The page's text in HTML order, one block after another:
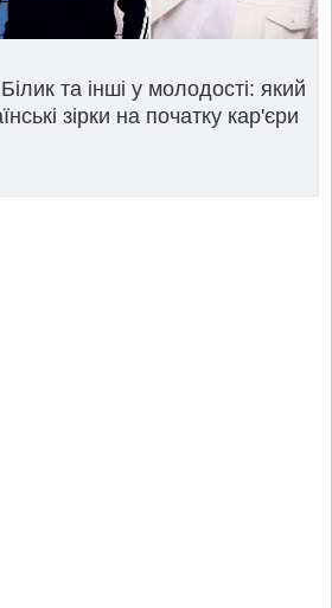
та інші у молодості: який
зірки на початку кар'єри